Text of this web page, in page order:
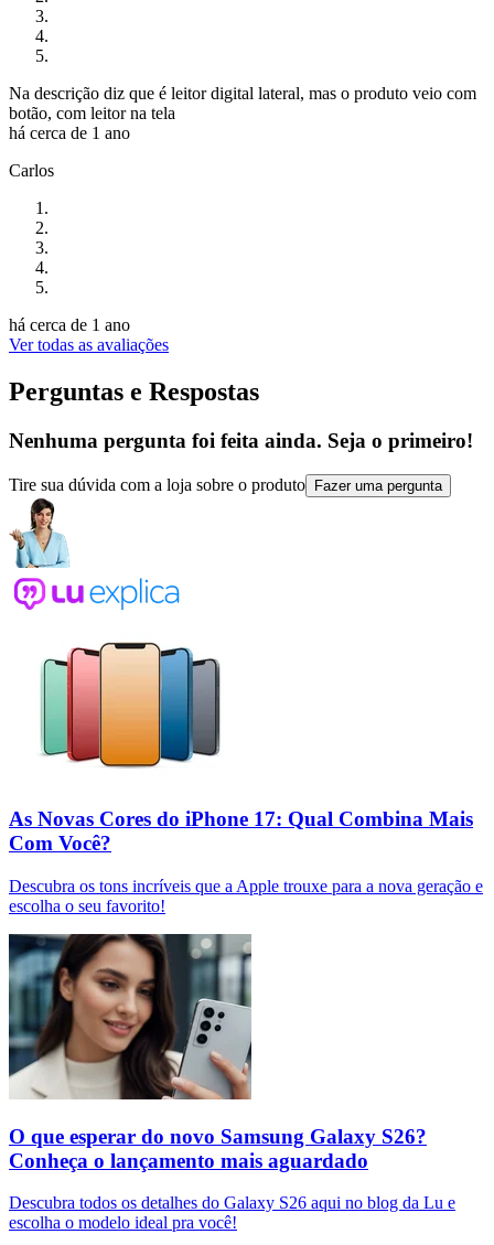
Na descrição diz que é leitor digital lateral, mas o produto veio com
botão, com leitor na tela
há cerca de 1 ano
Carlos
há cerca de 1 ano
Ver todas as avaliações
Perguntas e Respostas
Nenhuma pergunta foi feita ainda. Seja o primeiro!
Tire sua dúvida com a loja sobre o produto Fazer uma pergunta
As Novas Cores do iPhone 17: Qual Combina Mais
Com Você?
Descubra os tons incríveis que a Apple trouxe para a nova geração e
escolha o seu favorito!
O que esperar do novo Samsung Galaxy S26?
Conheça o lançamento mais aguardado
Descubra todos os detalhes do Galaxy S26 aqui no blog da Lu e
escolha o modelo ideal pra você!